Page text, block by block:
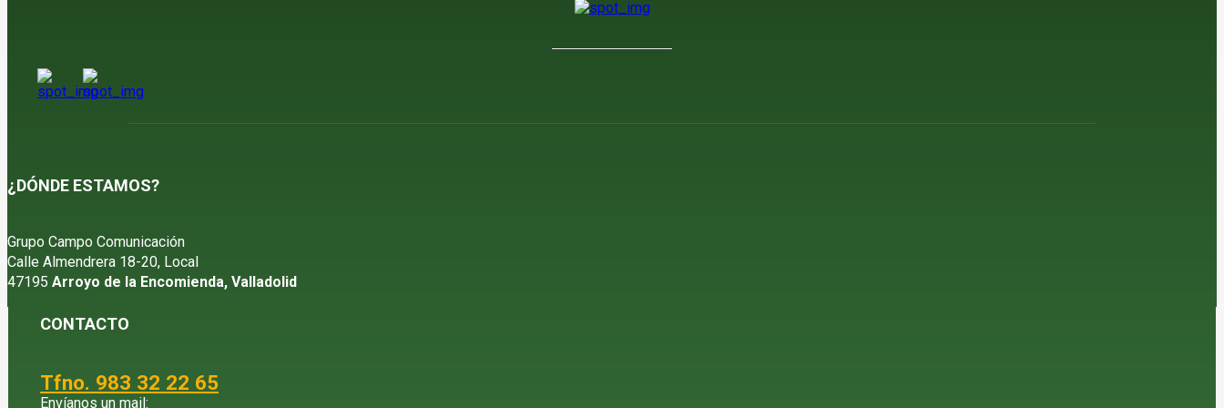
¿DÓNDE ESTAMOS?
Grupo Campo Comunicación
Calle Almendrera 18-20, Local
47195 Arroyo de la Encomienda, Valladolid
CONTACTO
Tfno. 983 32 22 65
Envíanos un mail: